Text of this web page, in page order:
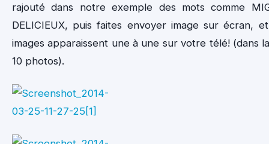
rajouté dans notre exemple des mots comme
DELICIEUX, puis faites envoyer image sur écran,
images apparaissent une à une sur votre télé! (dans
10 photos).